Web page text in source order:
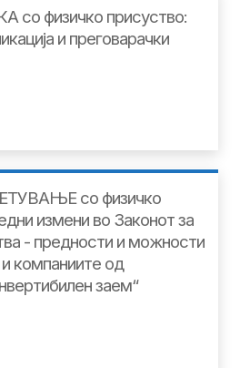
физичко присуство:
и преговарачки
со физичко
измени во Законот за
- предности и можности
компаниите од
заем“